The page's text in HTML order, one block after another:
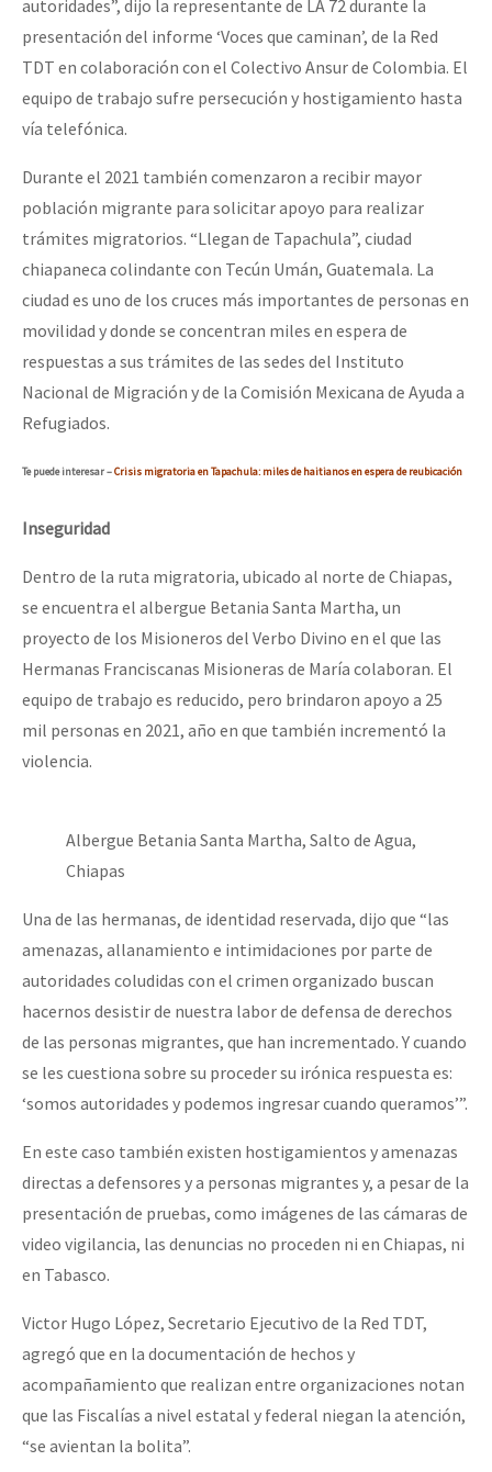
autoridades”, dijo la representante de LA 72 durante la
presentación del informe ‘Voces que caminan’, de la Red
TDT en colaboración con el Colectivo Ansur de Colombia. El
equipo de trabajo sufre persecución y hostigamiento hasta
vía telefónica.
Durante el 2021 también comenzaron a recibir mayor
población migrante para solicitar apoyo para realizar
trámites migratorios. “Llegan de Tapachula”, ciudad
chiapaneca colindante con Tecún Umán, Guatemala. La
ciudad es uno de los cruces más importantes de personas en
movilidad y donde se concentran miles en espera de
respuestas a sus trámites de las sedes del Instituto
Nacional de Migración y de la Comisión Mexicana de Ayuda a
Refugiados.
Te puede interesar –Crisis migratoria en Tapachula: miles de haitianos en espera de reubicación
Inseguridad
Dentro de la ruta migratoria, ubicado al norte de Chiapas,
se encuentra el albergue Betania Santa Martha, un
proyecto de los Misioneros del Verbo Divino en el que las
Hermanas Franciscanas Misioneras de María colaboran. El
equipo de trabajo es reducido, pero brindaron apoyo a 25
mil personas en 2021, año en que también incrementó la
violencia.
Albergue Betania Santa Martha, Salto de Agua,
Chiapas
Una de las hermanas, de identidad reservada, dijo que “las
amenazas, allanamiento e intimidaciones por parte de
autoridades coludidas con el crimen organizado buscan
hacernos desistir de nuestra labor de defensa de derechos
de las personas migrantes, que han incrementado. Y cuando
se les cuestiona sobre su proceder su irónica respuesta es:
‘somos autoridades y podemos ingresar cuando queramos’”.
En este caso también existen hostigamientos y amenazas
directas a defensores y a personas migrantes y, a pesar de la
presentación de pruebas, como imágenes de las cámaras de
video vigilancia, las denuncias no proceden ni en Chiapas, ni
en Tabasco.
Victor Hugo López, Secretario Ejecutivo de la Red TDT,
agregó que en la documentación de hechos y
acompañamiento que realizan entre organizaciones notan
que las Fiscalías a nivel estatal y federal niegan la atención,
“se avientan la bolita”.